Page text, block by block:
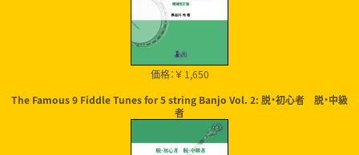
価格：￥ 1,650
The Famous 9 Fiddle Tunes for 5 string Banjo Vol. 2: 脱・初心者 脱・中級
者